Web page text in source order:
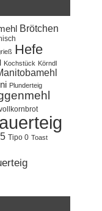
Brötchen
Hefe
Kochstück Körndl
Plunderteig
Tipo 0 Toast